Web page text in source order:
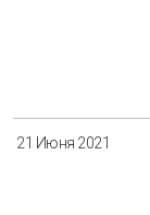
21 Июня 2021